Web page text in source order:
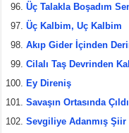
Üç Talakla Boşadım
Üç Kalbim, Uç Kalbim
Akıp Gider İçinden
Cilalı Taş Devrinden
Ey Direniş
Savaşın Ortasında
Sevgiliye Adanmış Şiir